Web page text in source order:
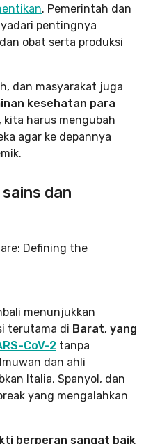
. Pemerintah dan
pentingnya
obat serta produksi
dan masyarakat juga
kesehatan para
kita harus mengubah
agar ke depannya
dan
menunjukkan
terutama di Barat, yang
CoV-2 tanpa
dan ahli
Italia, Spanyol, dan
yang mengalahkan
berperan sangat baik